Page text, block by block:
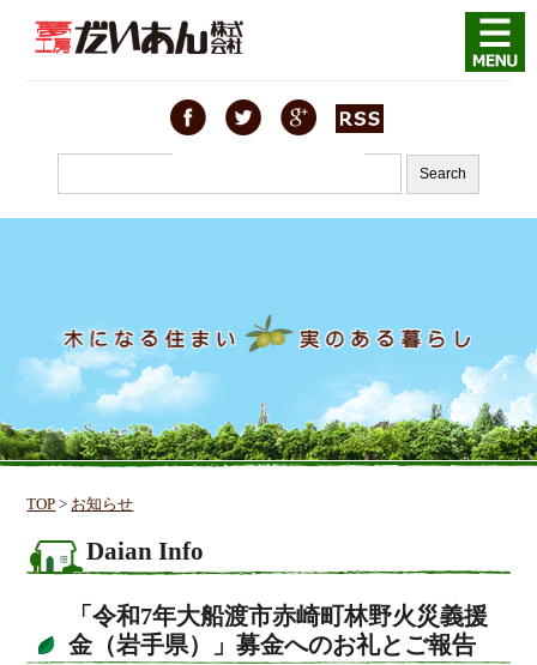
TOP > お知らせ
Daian Info
「令和7年大船渡市赤崎町林野火災義援
金（岩手県）」募金へのお礼とご報告